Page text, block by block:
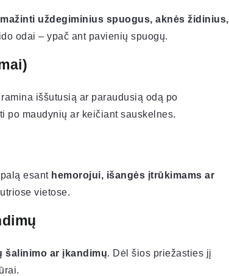
uždegiminius spuogus, aknės židinius,
odai – ypač ant pavienių spuogų.
iššutusią ar paraudusią odą po
po maudynių ar keičiant sauskelnes.
esant hemorojui, išangės įtrūkimams ar
vietose.
šalinimo ar įkandimų. Dėl šios priežasties jį